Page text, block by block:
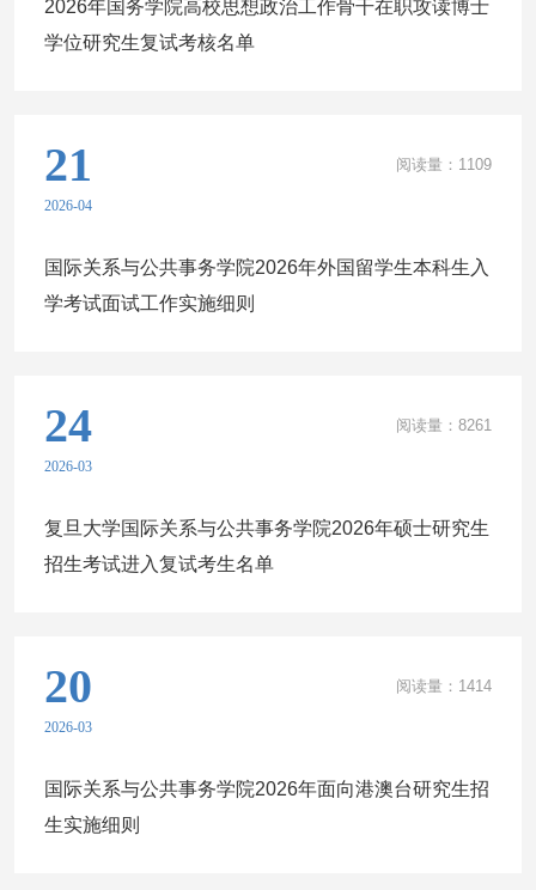
2026年国务学院高校思想政治工作骨干在职攻读博士
学位研究生复试考核名单
21
2026-04
阅读量： 1109
国际关系与公共事务学院2026年外国留学生本科生入
学考试面试工作实施细则
24
2026-03
阅读量： 8261
复旦大学国际关系与公共事务学院2026年硕士研究生
招生考试进入复试考生名单
20
2026-03
阅读量： 1414
国际关系与公共事务学院2026年面向港澳台研究生招
生实施细则